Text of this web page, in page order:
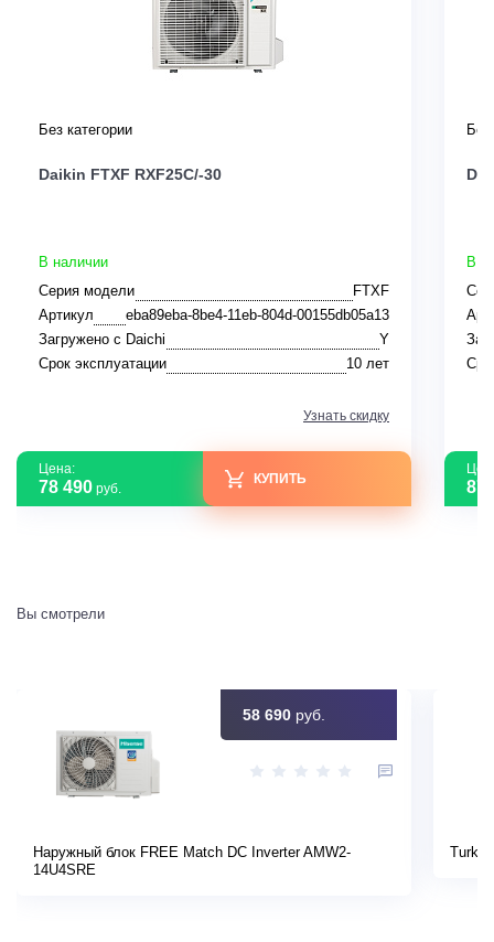
Без категории
Daikin FTXF RXF25C/-30
В наличии
Серия модели
FTXF
Артикул
eba89eba-8be4-11eb-804d-00155db05a13
Загружено с Daichi
Y
Срок эксплуатации
10 лет
Узнать скидку
Цена:
78 490 руб.
КУПИТЬ
Без
В
87
Вы смотрели
58 690 руб.
Наружный блок FREE Match DC Inverter AMW2-
14U4SRE